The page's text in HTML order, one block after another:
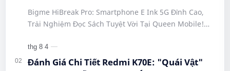
#HiBreakPro5G #DienThoaiDocSach
#CongNgheMoi #MuaSamThongMinh
#EInkPhone #5GSmartphone
Bigme HiBreak Pro: Smartphone E Ink 5G Đỉnh Cao,
Trải Nghiệm Đọc Sách Tuyệt Vời Tại Queen Mobile!
#Hi…
Đánh Giá Chi Tiết Redmi K70E: "Quái Vật"